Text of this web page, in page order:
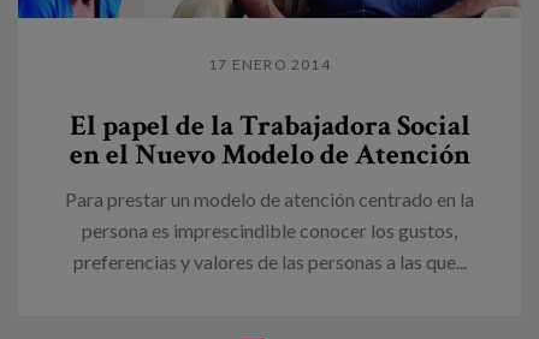
17 ENERO 2014
El papel de la Trabajadora Social
en el Nuevo Modelo de Atención
Para prestar un modelo de atención centrado en la
persona es imprescindible conocer los gustos,
preferencias y valores de las personas a las que...